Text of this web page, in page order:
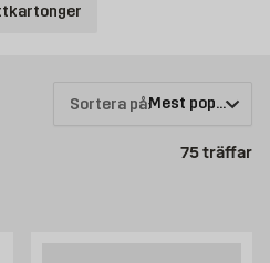
Sortera på:
75träffar